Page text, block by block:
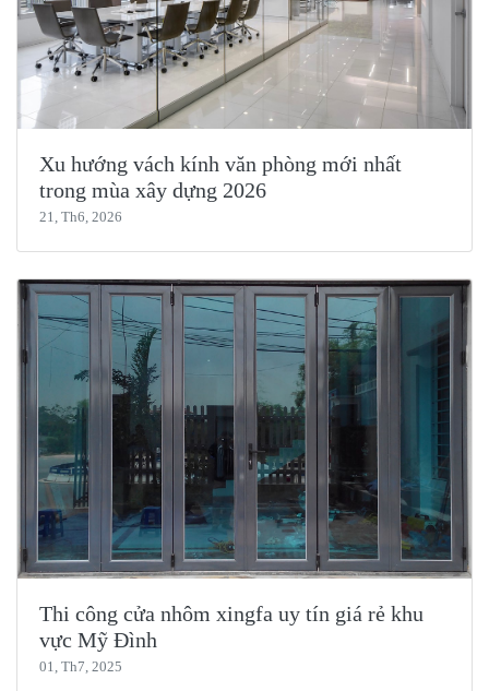
Xu hướng vách kính văn phòng mới nhất
trong mùa xây dựng 2026
21, Th6, 2026
Thi công cửa nhôm xingfa uy tín giá rẻ khu
vực Mỹ Đình
01, Th7, 2025